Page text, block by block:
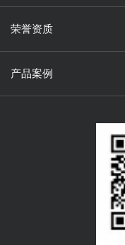
荣誉资质
产品案例